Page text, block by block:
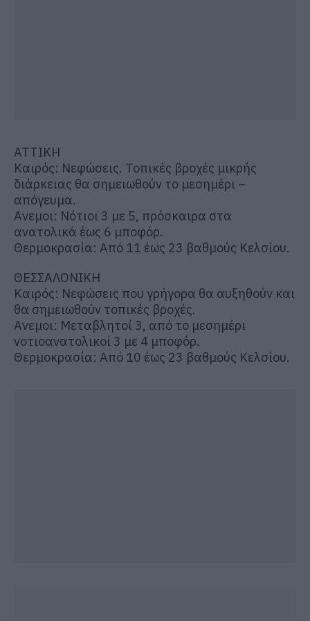
ΑΤΤΙΚΗ
Καιρός: Νεφώσεις. Τοπικές βροχές μικρής
διάρκειας θα σημειωθούν το μεσημέρι –
απόγευμα.
Ανεμοι: Νότιοι 3 με 5, πρόσκαιρα στα
ανατολικά έως 6 μποφόρ.
Θερμοκρασία: Από 11 έως 23 βαθμούς Κελσίου.
ΘΕΣΣΑΛΟΝΙΚΗ
Καιρός: Νεφώσεις που γρήγορα θα αυξηθούν και
θα σημειωθούν τοπικές βροχές.
Ανεμοι: Μεταβλητοί 3, από το μεσημέρι
νοτιοανατολικοί 3 με 4 μποφόρ.
Θερμοκρασία: Από 10 έως 23 βαθμούς Κελσίου.